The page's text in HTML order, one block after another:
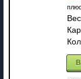
плюс